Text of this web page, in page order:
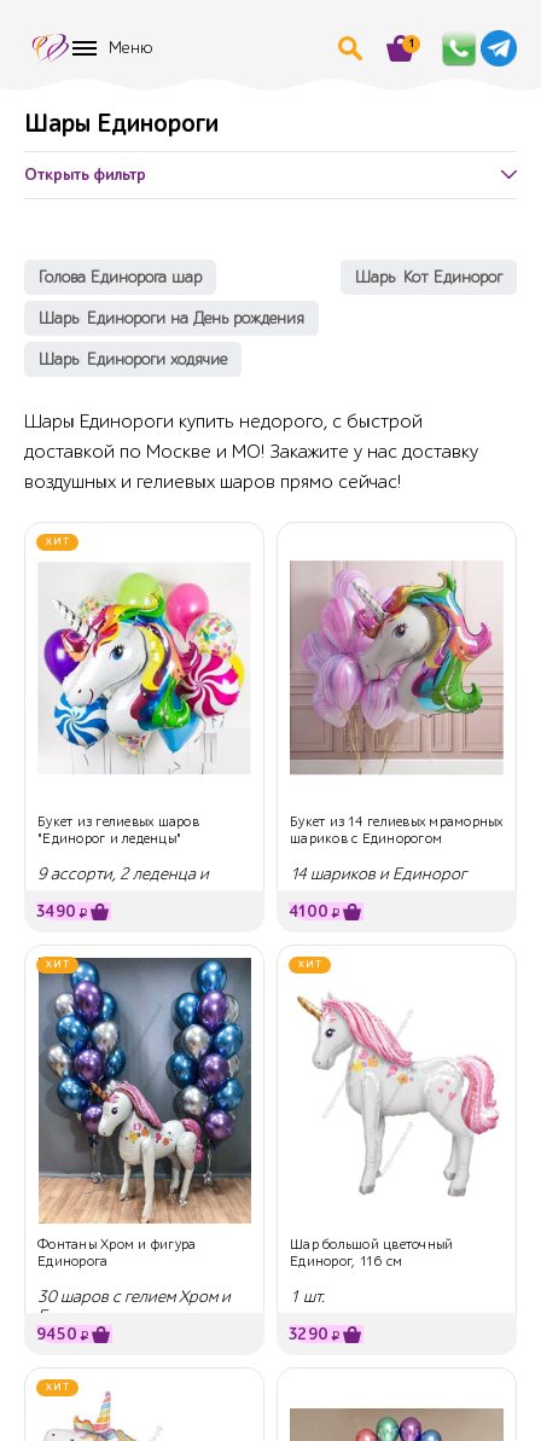
Меню 1
Шары Единороги
Открыть фильтр
Голова Единорога шар
Шары Кот Единорог
Шары Единороги на День рождения
Шары Единороги ходячие
Шары Единороги купить недорого, с быстрой
доставкой по Москве и МО! Закажите у нас доставку
воздушных и гелиевых шаров прямо сейчас!
ХИТ
Букет из гелиевых шаров
"Единорог и леденцы"
9 ассорти, 2 леденца и
3490 ₽
Букет из 14 гелиевых мраморных
шариков с Единорогом
14 шариков и Единорог
4100 ₽
ХИТ
Фонтаны Хром и фигура
Единорога
30 шаров с гелием Хром и
Единорог
9450 ₽
ХИТ
Шар большой цветочный
Единорог, 116 см
1 шт.
3290 ₽
ХИТ